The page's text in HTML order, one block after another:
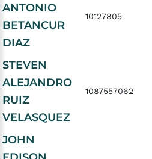
ANTONIO
BETANCUR
DIAZ
10127805
STEVEN
ALEJANDRO
RUIZ
VELASQUEZ
1087557062
JOHN